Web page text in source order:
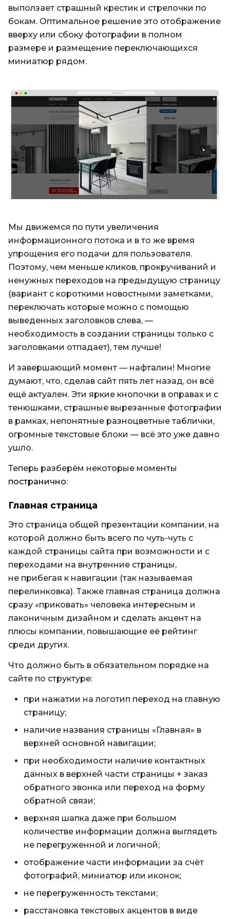
выползает страшный крестик и стрелочки по
бокам. Оптимальное решение это отображение
вверху или сбоку фотографии в полном
размере и размещение переключающихся
миниатюр рядом.
Мы движемся по пути увеличения
информационного потока и в то же время
упрощения его подачи для пользователя.
Поэтому, чем меньше кликов, прокручиваний и
ненужных переходов на предыдущую страницу
(вариант с короткими новостными заметками,
переключать которые можно с помощью
выведенных заголовков слева, —
необходимость в создании страницы только с
заголовками отпадает), тем лучше!
И завершающий момент — нафталин! Многие
думают, что, сделав сайт пять лет назад, он всё
ещё актуален. Эти яркие кнопочки в оправах и с
тенюшками, страшные вырезанные фотографии
в рамках, непонятные разноцветные таблички,
огромные текстовые блоки — всё это уже давно
ушло.
Теперь разберём некоторые моменты
постранично:
Главная страница
Это страница общей презентации компании, на
которой должно быть всего по чуть-чуть с
каждой страницы сайта при возможности и с
переходами на внутренние страницы,
не прибегая к навигации (так называемая
перелинковка). Также главная страница должна
сразу «приковать» человека интересным и
лаконичным дизайном и сделать акцент на
плюсы компании, повышающие её рейтинг
среди других.
Что должно быть в обязательном порядке на
сайте по структуре:
при нажатии на логотип переход на главную
страницу;
наличие названия страницы «Главная» в
верхней основной навигации;
при необходимости наличие контактных
данных в верхней части страницы + заказ
обратного звонка или переход на форму
обратной связи;
верхняя шапка даже при большом
количестве информации должна выглядеть
не перегруженной и логичной;
отображение части информации за счёт
фотографий, миниатюр или иконок;
не перегруженность текстами;
расстановка текстовых акцентов в виде